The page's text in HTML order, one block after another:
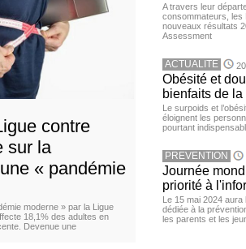
contre
sur la
« pandémie
moderne » par la Ligue
18,1% des adultes en
Devenue une
A travers leur
consommateurs, les
nouveaux résultats
Assessment
ACTUALITE
Obésité et
bienfaits de
Le surpoids et
éloignent les
pourtant
PREVENTION
Journée
priorité à
Le 15 mai 2024 aura
dédiée à la
les parents et les